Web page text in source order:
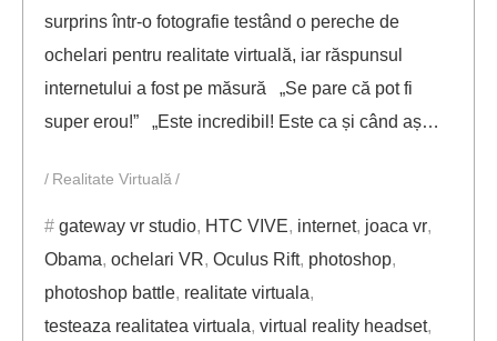
surprins într-o fotografie testând o pereche de
ochelari pentru realitate virtuală, iar răspunsul
internetului a fost pe măsură „Se pare că pot fi
super erou!” „Este incredibil! Este ca și când aș…
Realitate Virtuală
gateway vr studio, HTC VIVE, internet, joaca vr,
Obama, ochelari VR, Oculus Rift, photoshop,
photoshop battle, realitate virtuala,
testeaza realitatea virtuala, virtual reality headset,